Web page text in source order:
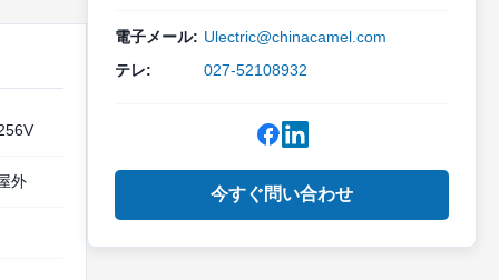
外
電子メール: Ulectric@chinacamel.com
テレ:
027-52108932
今すぐ問い合わせ